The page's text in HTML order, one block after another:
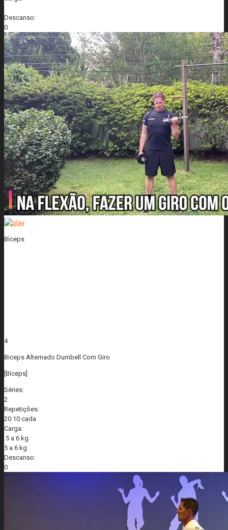
Descanso:
0
Bíceps
4
Biceps Alternado Dumbell Com Giro
[Bíceps]
Séries:
2
Repetições:
20 10 cada
Carga:
5 a 6 kg
5 a 6 kg
Descanso:
0